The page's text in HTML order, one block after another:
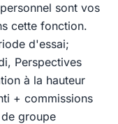
sont vos
cette fonction.
d'essai;
Perspectives
à la hauteur
+ commissions
groupe